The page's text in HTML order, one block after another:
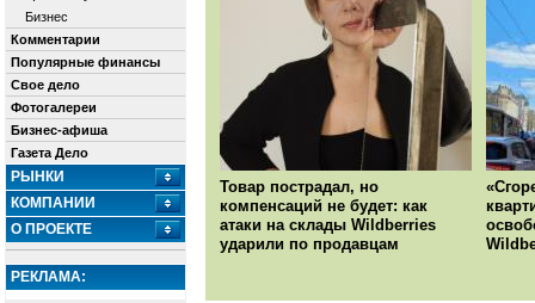
Бизнес
Комментарии
Популярные финансы
Свое дело
Фотогалереи
Бизнес-афиша
Газета Дело
РЫНКИ
КОМПАНИИ
О ПРОЕКТЕ
РЕКЛАМА:
Товар пострадал, но
компенсаций не будет: как
атаки на склады Wildberries
ударили по продавцам